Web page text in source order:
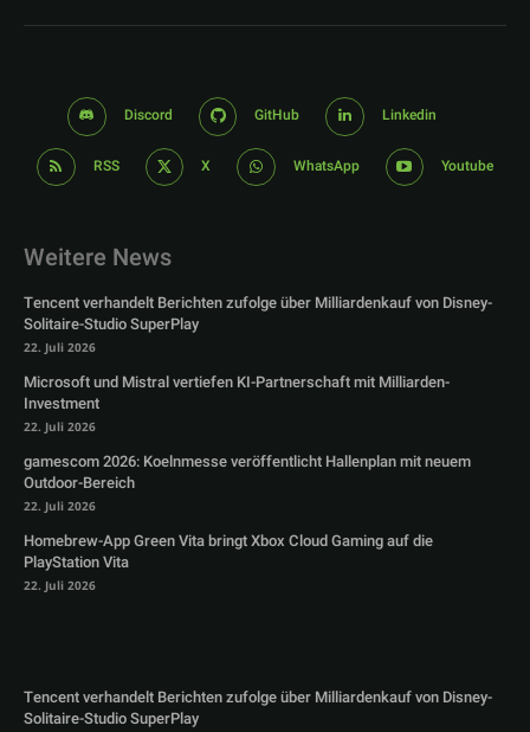
Discord GitHub Linkedin
RSS X WhatsApp Youtube
Weitere News
Tencent verhandelt Berichten zufolge über Milliardenkauf von Disney-
Solitaire-Studio SuperPlay
22. Juli 2026
Microsoft und Mistral vertiefen KI-Partnerschaft mit Milliarden-
Investment
22. Juli 2026
gamescom 2026: Koelnmesse veröffentlicht Hallenplan mit neuem
Outdoor-Bereich
22. Juli 2026
Homebrew-App Green Vita bringt Xbox Cloud Gaming auf die
PlayStation Vita
22. Juli 2026
Tencent verhandelt Berichten zufolge über Milliardenkauf von Disney-
Solitaire-Studio SuperPlay